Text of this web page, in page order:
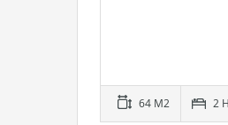
64 M2 2